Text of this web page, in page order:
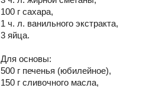
100 г сахара,
1 ч. л. ванильного экстракта,
3 яйца.
Для основы:
500 г печенья (юбилейное),
150 г сливочного масла,